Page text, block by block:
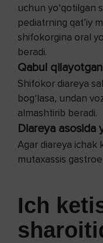
uchun yo‘qotilgan
pediatrning qat’iy
shifokorgina oral
beradi.
Qabul
Shifokor diareya
bog‘lasa, undan
almashtirib beradi.
Diareya asosida
Agar diareya ichak
mutaxassis
Ich